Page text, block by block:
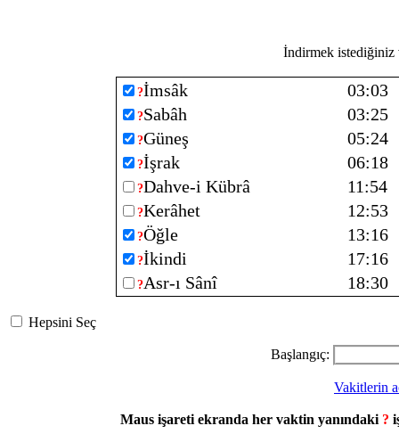
İndirmek istediğiniz
?İmsâk 03:03
?Sabâh 03:25
?Güneş 05:24
?İşrak 06:18
?Dahve-i Kübrâ 11:54
?Kerâhet 12:53
?Öğle 13:16
?İkindi 17:16
?Asr-ı Sânî 18:30
Hepsini Seç
Başlangıç:
Vakitlerin
Maus işareti ekranda her vaktin yanındaki ?